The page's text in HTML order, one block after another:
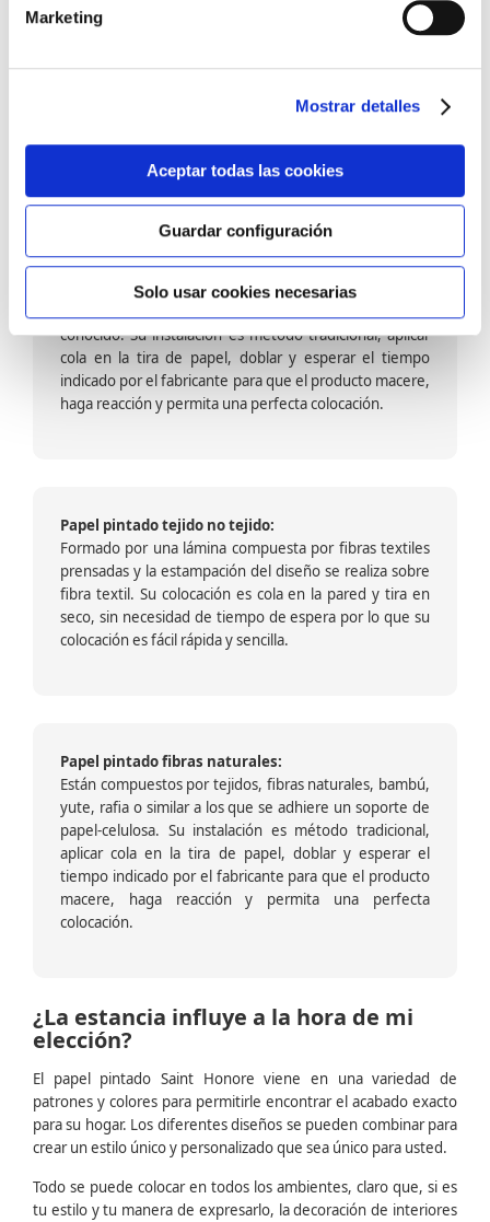
Marketing
Mostrar detalles
Aceptar todas las cookies
Guardar configuración
Solo usar cookies necesarias
barniz multiadherente en base agua. En zonas de
fuegos, se recomienda proteger con placas, silestone,
dado que el frotar en exceso dañaría el papel. Su
colocación es cola en la pared y tira en seco, sin
colocación es fácil rápida y sencilla.
Papel pintado calidad papel:
Formado por una capa de papel sobre un soporte de
conocido. Su instalación es método tradicional, aplicar
cola en la tira de papel, doblar y esperar el tiempo
indicado por el fabricante para que el producto macere,
haga reacción y permita una perfecta colocación.
Papel pintado tejido no tejido:
Formado por una lámina compuesta por fibras textiles
prensadas y la estampación del diseño se realiza sobre
fibra textil. Su colocación es cola en la pared y tira en
seco, sin necesidad de tiempo de espera por lo que su
colocación es fácil rápida y sencilla.
Papel pintado fibras naturales:
Están compuestos por tejidos, fibras naturales, bambú,
yute, rafia o similar a los que se adhiere un soporte de
papel-celulosa. Su instalación es método tradicional,
aplicar cola en la tira de papel, doblar y esperar el
tiempo indicado por el fabricante para que el producto
macere, haga reacción y permita una perfecta
colocación.
¿La estancia influye a la hora de mi
elección?
El papel pintado Saint Honore viene en una variedad de
patrones y colores para permitirle encontrar el acabado exacto
para su hogar. Los diferentes diseños se pueden combinar para
crear un estilo único y personalizado que sea único para usted.
Todo se puede colocar en todos los ambientes, claro que, si es
tu estilo y tu manera de expresarlo, la decoración de interiores